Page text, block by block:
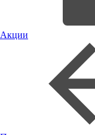
Акции